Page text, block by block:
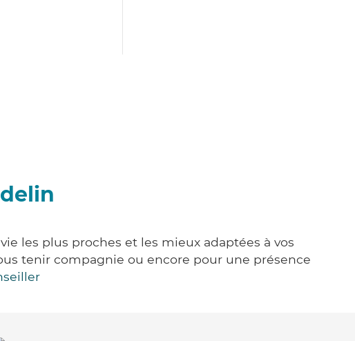
les plus proches et les mieux adaptées à vos
tenir compagnie ou encore pour une présence